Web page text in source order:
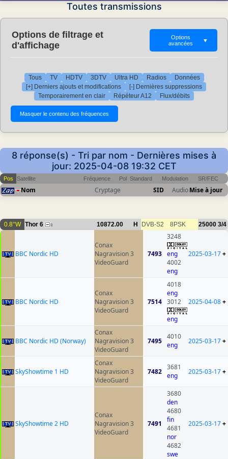
Toutes transmissions
Options de filtrage et
d'affichage
Options
avancées
▼
Tous TV HDTV 3DTV Ultra HD Radios
Données
[+] Derniers ajouts et modifications
[-] Dernières suppressions
Temporairement en clair
Répéteur A12 Flux/débits
8 réponse(s) - Tri par nom - Dernières mises à
jour: 2025-04-08 19:32 CET
Pos Satellite Fréquence Pol Standard Modulation SR/FEC
Nom Cryptage SID AudioMise à jour
0.8°W Thor 6 8 10872.00 H DVB-S2 8PSK 25000 3/4
BBC Nordic HD
Conax
Nagravision 3
VideoGuard
7493
3248
eng
4002
eng
2025-03-17+
BBC Nordic HD
Conax
Nagravision 3
VideoGuard
7514
4018
eng
3012
eng
2025-04-08+
BBC Nordic HD (Norway)
Conax
Nagravision 3
VideoGuard
7495
4010
eng
2025-03-17+
SkyShowtime 1 HD
Conax
Nagravision 3
VideoGuard
7482
3681
eng
2025-03-17+
SkyShowtime 2 HD
Conax
Nagravision 3
VideoGuard
7491
3680
den
4680
fin
4681
nor
4682
swe
2025-03-17+